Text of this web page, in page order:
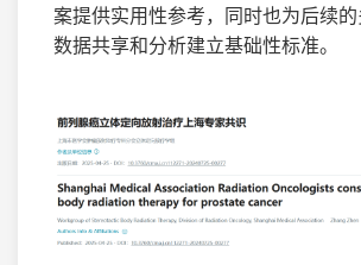
案提供实用性参考，同时也为后续
数据共享和分析建立基础性标准。